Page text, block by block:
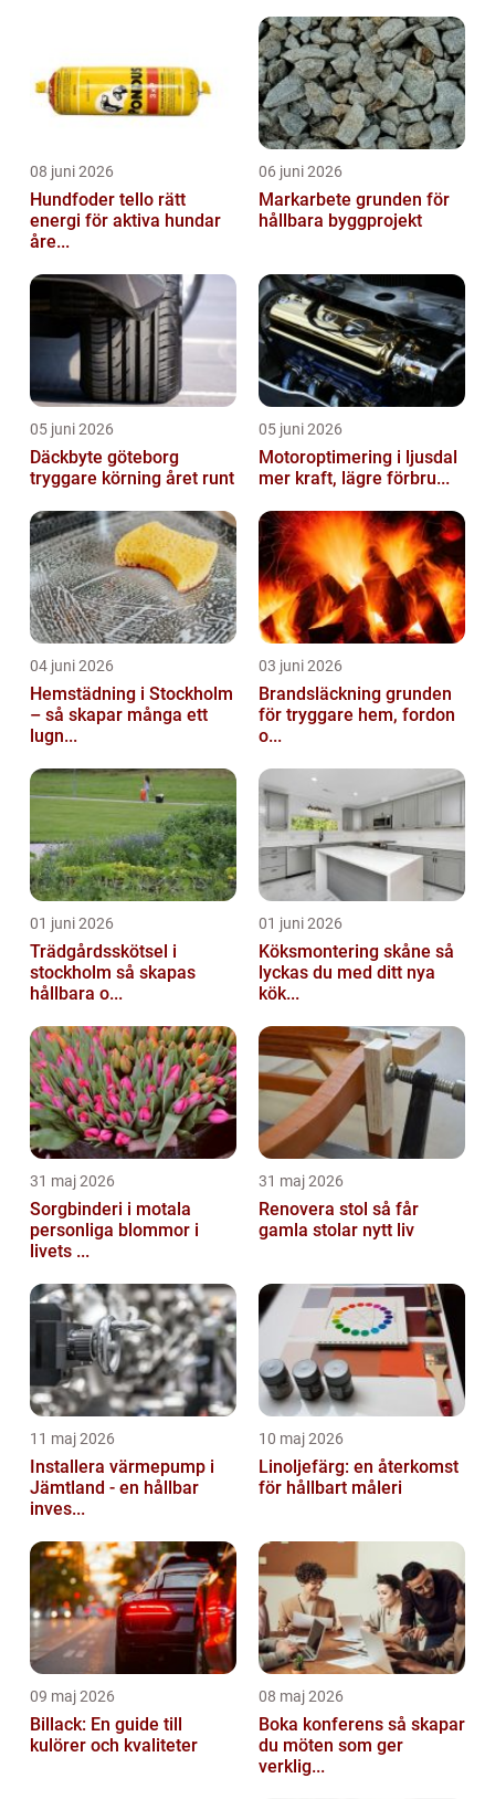
08 juni 2026
Hundfoder tello rätt
energi för aktiva hundar
åre...
06 juni 2026
Markarbete grunden för
hållbara byggprojekt
05 juni 2026
Däckbyte göteborg
tryggare körning året runt
05 juni 2026
Motoroptimering i ljusdal
mer kraft, lägre förbru...
04 juni 2026
Hemstädning i Stockholm
– så skapar många ett
lugn...
03 juni 2026
Brandsläckning grunden
för tryggare hem, fordon
o...
01 juni 2026
Trädgårdsskötsel i
stockholm så skapas
hållbara o...
01 juni 2026
Köksmontering skåne så
lyckas du med ditt nya
kök...
31 maj 2026
Sorgbinderi i motala
personliga blommor i
livets ...
31 maj 2026
Renovera stol så får
gamla stolar nytt liv
11 maj 2026
Installera värmepump i
Jämtland - en hållbar
inves...
10 maj 2026
Linoljefärg: en återkomst
för hållbart måleri
09 maj 2026
Billack: En guide till
kulörer och kvaliteter
08 maj 2026
Boka konferens så skapar
du möten som ger
verklig...